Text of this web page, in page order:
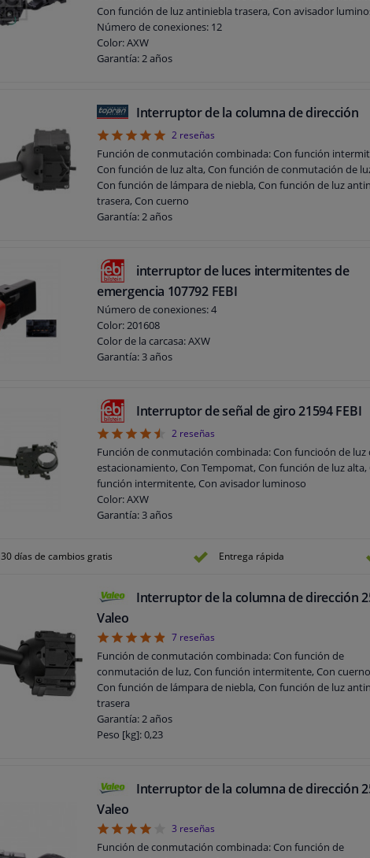
Con función de luz antiniebla trasera, Con avisador
Número de conexiones: 12
Color: AXW
Garantía: 2 años
Interruptor de la columna de dirección
52 reseñas
Función de conmutación combinada: Con función
Con función de luz alta, Con función de conmutación de
Con función de lámpara de niebla, Con función de luz
trasera, Con cuerno
Garantía: 2 años
interruptor de luces intermitentes de
emergencia 107792 FEBI
Número de conexiones: 4
Color: 201608
Color de la carcasa: AXW
Garantía: 3 años
Interruptor de señal de giro 21594 FEBI
4.5
2 reseñas
Función de conmutación combinada: Con funcioón de luz
estacionamiento, Con Tempomat, Con función de luz alta,
función intermitente, Con avisador luminoso
Color: AXW
Garantía: 3 años
30 días de cambios gratis Entrega rápida
Interruptor de la columna de dirección
Valeo
4.86
7 reseñas
Función de conmutación combinada: Con función de
conmutación de luz, Con función intermitente, Con
Con función de lámpara de niebla, Con función de luz
trasera
Garantía: 2 años
Peso [kg]: 0,23
Interruptor de la columna de dirección
Valeo
43 reseñas
Función de conmutación combinada: Con función de